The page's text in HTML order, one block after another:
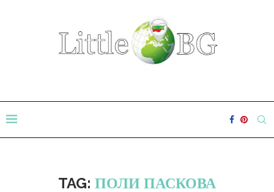
TAG: ПОЛИ ПАСКОВА